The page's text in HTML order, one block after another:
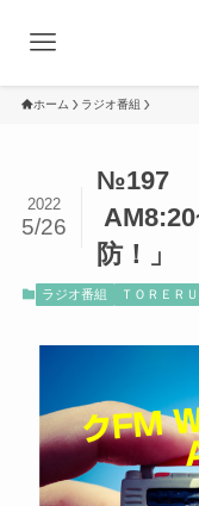
ホーム ラジオ番組
№197
防！」
2022
5/26
ラジオ番組 ＴＯＲＥＲ